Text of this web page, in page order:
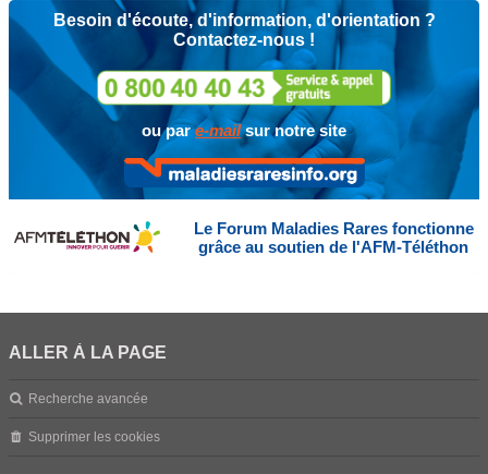
Besoin d'écoute, d'information, d'orientation ?
Contactez-nous !
ou pare-mailsur notre site
Le Forum Maladies Rares fonctionne
grâce au soutien de l'AFM-Téléthon
ALLER À LA PAGE
Recherche avancée
Supprimer les cookies